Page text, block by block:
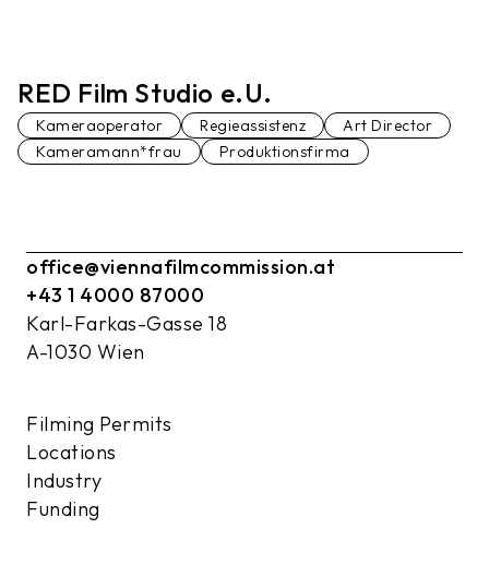
RED Film Studio e.U.
Kameraoperator Regieassistenz
Art Director
Kameramann*frau
Produktionsfirma
office@viennafilmcommission.at
+43 1 4000 87000
Karl-Farkas-Gasse 18
A-1030 Wien
Filming Permits
Locations
Industry
Funding